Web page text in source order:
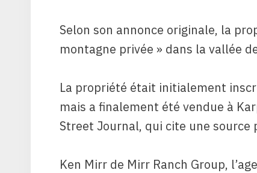
Selon son annonce originale, la
montagne privée » dans la vallée
La propriété était initialement
mais a finalement été vendue à
Street Journal, qui cite une source
Ken Mirr de Mirr Ranch Group,